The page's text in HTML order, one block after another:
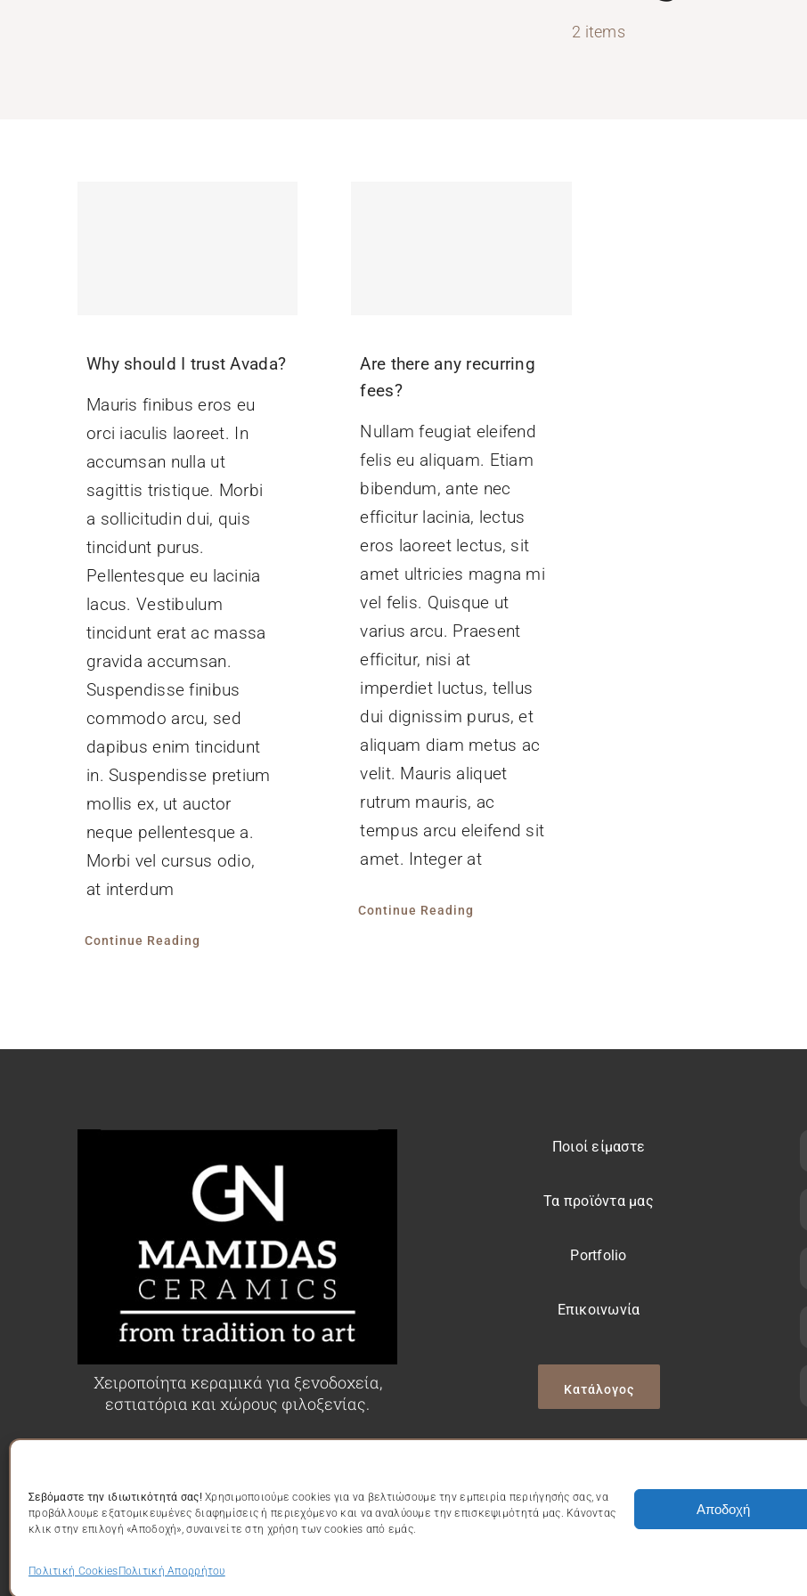
Σεβόμαστε την ιδιωτικότητά σας!Χρησιμοποιούμε cookies για να βελτιώσουμε την εμπειρία περιήγησής σας, να
προβάλλουμε εξατομικευμένες διαφημίσεις ή περιεχόμενο και να αναλύουμε την επισκεψιμότητά μας. Κάνοντας
κλικ στην επιλογή «Αποδοχή», συναινείτε στη χρήση των cookies από εμάς.
Αποδοχή
Πολιτική CookiesΠολιτική Απορρήτου
2 items
Why should I trust Avada?
Mauris finibus eros eu
orci iaculis laoreet. In
accumsan nulla ut
sagittis tristique. Morbi
a sollicitudin dui, quis
tincidunt purus.
Pellentesque eu lacinia
lacus. Vestibulum
tincidunt erat ac massa
gravida accumsan.
Suspendisse finibus
commodo arcu, sed
dapibus enim tincidunt
in. Suspendisse pretium
mollis ex, ut auctor
neque pellentesque a.
Morbi vel cursus odio,
at interdum
Continue Reading
Are there any recurring
fees?
Nullam feugiat eleifend
felis eu aliquam. Etiam
bibendum, ante nec
efficitur lacinia, lectus
eros laoreet lectus, sit
amet ultricies magna mi
vel felis. Quisque ut
varius arcu. Praesent
efficitur, nisi at
imperdiet luctus, tellus
dui dignissim purus, et
aliquam diam metus ac
velit. Mauris aliquet
rutrum mauris, ac
tempus arcu eleifend sit
amet. Integer at
Continue Reading
Χειροποίητα κεραμικά για ξενοδοχεία,
εστιατόρια και χώρους φιλοξενίας.
Ποιοί είμαστε
Τα προϊόντα μας
Portfolio
Επικοινωνία
Κατάλογος